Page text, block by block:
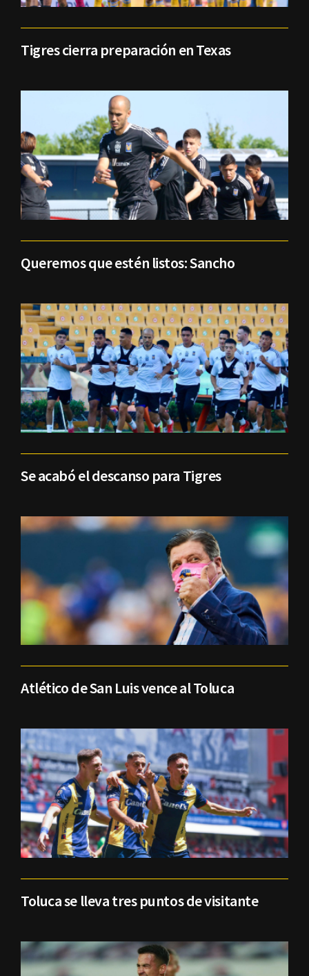
Tigres cierra preparación en Texas
Queremos que estén listos: Sancho
Se acabó el descanso para Tigres
Atlético de San Luis vence al Toluca
Toluca se lleva tres puntos de visitante